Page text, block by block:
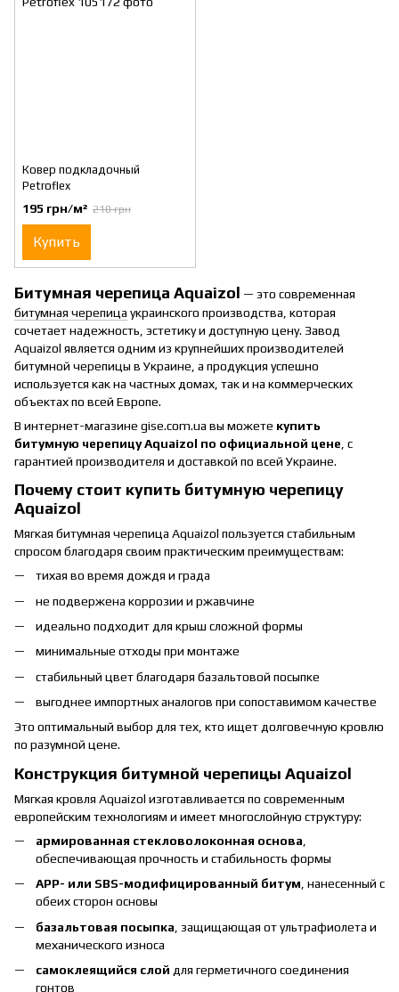
Ковер подкладочный
Petroflex
195 грн/м² 210 грн
Купить
Битумная черепица Aquaizol — это современная
битумная черепица украинского производства, которая
сочетает надежность, эстетику и доступную цену. Завод
Aquaizol является одним из крупнейших производителей
битумной черепицы в Украине, а продукция успешно
используется как на частных домах, так и на коммерческих
объектах по всей Европе.
В интернет-магазине gise.com.ua вы можете купить
битумную черепицу Aquaizol по официальной цене , с
гарантией производителя и доставкой по всей Украине.
Почему стоит купить битумную черепицу
Aquaizol
Мягкая битумная черепица Aquaizol пользуется стабильным
спросом благодаря своим практическим преимуществам:
тихая во время дождя и града
не подвержена коррозии и ржавчине
идеально подходит для крыш сложной формы
минимальные отходы при монтаже
стабильный цвет благодаря базальтовой посыпке
выгоднее импортных аналогов при сопоставимом качестве
Это оптимальный выбор для тех, кто ищет долговечную кровлю
по разумной цене.
Конструкция битумной черепицы Aquaizol
Мягкая кровля Aquaizol изготавливается по современным
европейским технологиям и имеет многослойную структуру:
армированная стекловолоконная основа
обеспечивающая прочность и стабильность формы
APP- или SBS-модифицированный битум, нанесенный с
обеих сторон основы
базальтовая посыпка , защищающая от ультрафиолета и
механического износа
самоклеящийся слой для герметичного соединения
гонтов